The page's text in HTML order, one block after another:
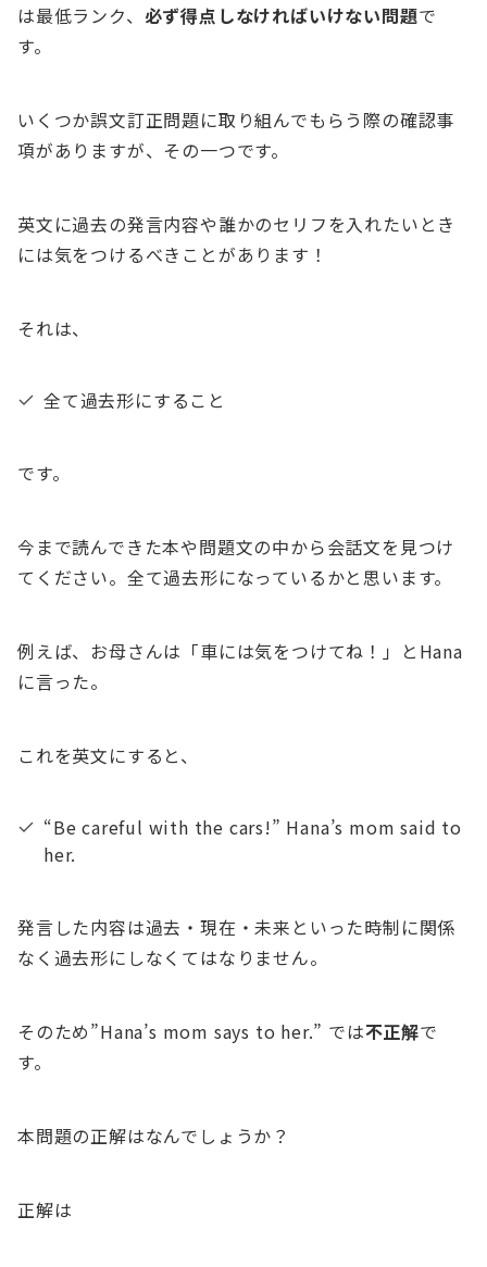
は最低ランク、 必ず得点しなければいけない問題で
す。
いくつか誤文訂正問題に取り組んでもらう際の確認事
項がありますが、その一つです。
英文に過去の発言内容や誰かのセリフを入れたいとき
には気をつけるべきことがあります！
それは、
全て過去形にすること
です。
今まで読んできた本や問題文の中から会話文を見つけ
てください。全て過去形になっているかと思います。
例えば、お母さんは「車には気をつけてね！」とHana
に言った。
これを英文にすると、
“Be careful with the cars!” Hana’s mom said to
her.
発言した内容は過去・現在・未来といった時制に関係
なく過去形にしなくてはなりません。
そのため”Hana’s mom says to her.” では不正解で
す。
本問題の正解はなんでしょうか？
正解は